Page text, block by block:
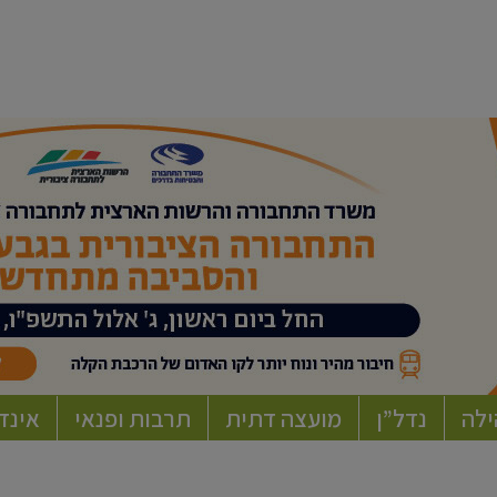
נדל”ן מועצה דתית תרבות ופנאי